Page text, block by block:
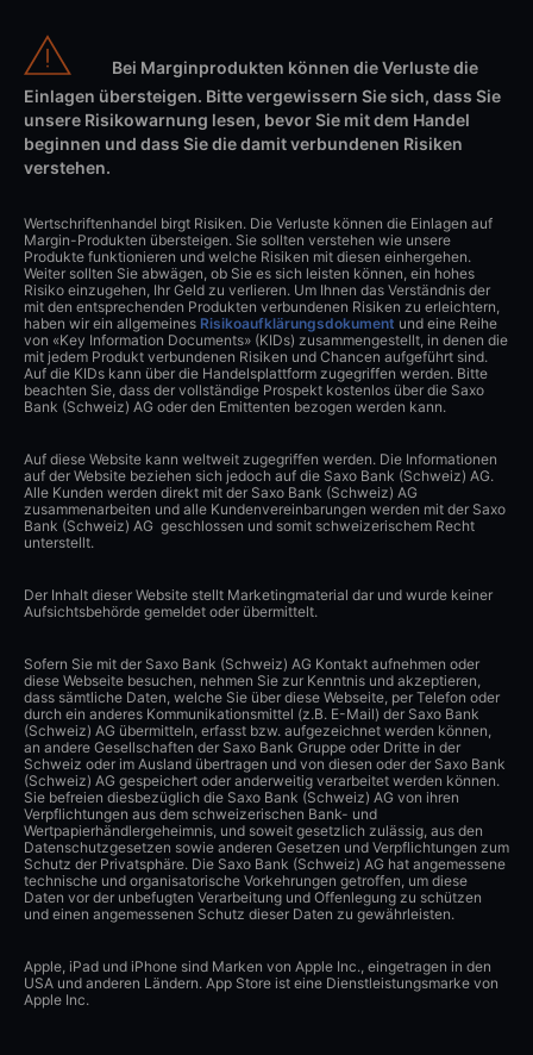
Bei Marginprodukten können die Verluste die
Einlagen übersteigen. Bitte vergewissern Sie sich, dass Sie
unsere Risikowarnung lesen, bevor Sie mit dem Handel
beginnen und dass Sie die damit verbundenen Risiken
verstehen.
Wertschriftenhandel birgt Risiken. Die Verluste können die Einlagen auf
Margin-Produkten übersteigen. Sie sollten verstehen wie unsere
Produkte funktionieren und welche Risiken mit diesen einhergehen.
Weiter sollten Sie abwägen, ob Sie es sich leisten können, ein hohes
Risiko einzugehen, Ihr Geld zu verlieren. Um Ihnen das Verständnis der
mit den entsprechenden Produkten verbundenen Risiken zu erleichtern,
haben wir ein allgemeines Risikoaufklärungsdokument und eine Reihe
von «Key Information Documents» (KIDs) zusammengestellt, in denen die
mit jedem Produkt verbundenen Risiken und Chancen aufgeführt sind.
Auf die KIDs kann über die Handelsplattform zugegriffen werden. Bitte
beachten Sie, dass der vollständige Prospekt kostenlos über die Saxo
Bank (Schweiz) AG oder den Emittenten bezogen werden kann.
Auf diese Website kann weltweit zugegriffen werden. Die Informationen
auf der Website beziehen sich jedoch auf die Saxo Bank (Schweiz) AG.
Alle Kunden werden direkt mit der Saxo Bank (Schweiz) AG
zusammenarbeiten und alle Kundenvereinbarungen werden mit der Saxo
Bank (Schweiz) AG geschlossen und somit schweizerischem Recht
unterstellt.
Der Inhalt dieser Website stellt Marketingmaterial dar und wurde keiner
Aufsichtsbehörde gemeldet oder übermittelt.
Sofern Sie mit der Saxo Bank (Schweiz) AG Kontakt aufnehmen oder
diese Webseite besuchen, nehmen Sie zur Kenntnis und akzeptieren,
dass sämtliche Daten, welche Sie über diese Webseite, per Telefon oder
durch ein anderes Kommunikationsmittel (z.B. E-Mail) der Saxo Bank
(Schweiz) AG übermitteln, erfasst bzw. aufgezeichnet werden können,
an andere Gesellschaften der Saxo Bank Gruppe oder Dritte in der
Schweiz oder im Ausland übertragen und von diesen oder der Saxo Bank
(Schweiz) AG gespeichert oder anderweitig verarbeitet werden können.
Sie befreien diesbezüglich die Saxo Bank (Schweiz) AG von ihren
Verpflichtungen aus dem schweizerischen Bank- und
Wertpapierhändlergeheimnis, und soweit gesetzlich zulässig, aus den
Datenschutzgesetzen sowie anderen Gesetzen und Verpflichtungen zum
Schutz der Privatsphäre. Die Saxo Bank (Schweiz) AG hat angemessene
technische und organisatorische Vorkehrungen getroffen, um diese
Daten vor der unbefugten Verarbeitung und Offenlegung zu schützen
und einen angemessenen Schutz dieser Daten zu gewährleisten.
Apple, iPad und iPhone sind Marken von Apple Inc., eingetragen in den
USA und anderen Ländern. App Store ist eine Dienstleistungsmarke von
Apple Inc.